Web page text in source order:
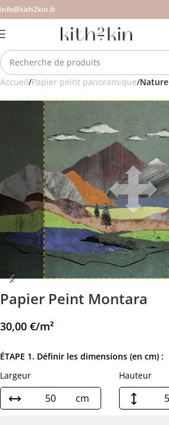
info@kith2kin.fr
Accueil Papier peint panoramique Nature
Papier Peint Montara
30,00 €/m²
ÉTAPE 1. Définir les dimensions (en cm) :
Largeur
cm
Hauteur